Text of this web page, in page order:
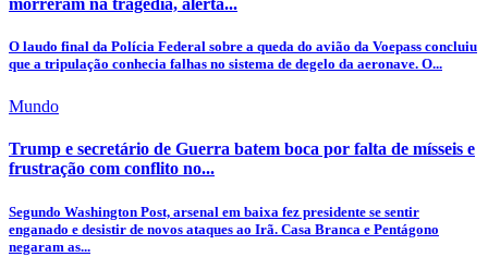
O laudo final da Polícia Federal sobre a queda do avião da Voepass concluiu
que a tripulação conhecia falhas no sistema de degelo da aeronave. O...
Mundo
Trump e secretário de Guerra batem boca por falta de mísseis e
frustração com conflito no...
Segundo Washington Post, arsenal em baixa fez presidente se sentir
enganado e desistir de novos ataques ao Irã. Casa Branca e Pentágono
negaram as...